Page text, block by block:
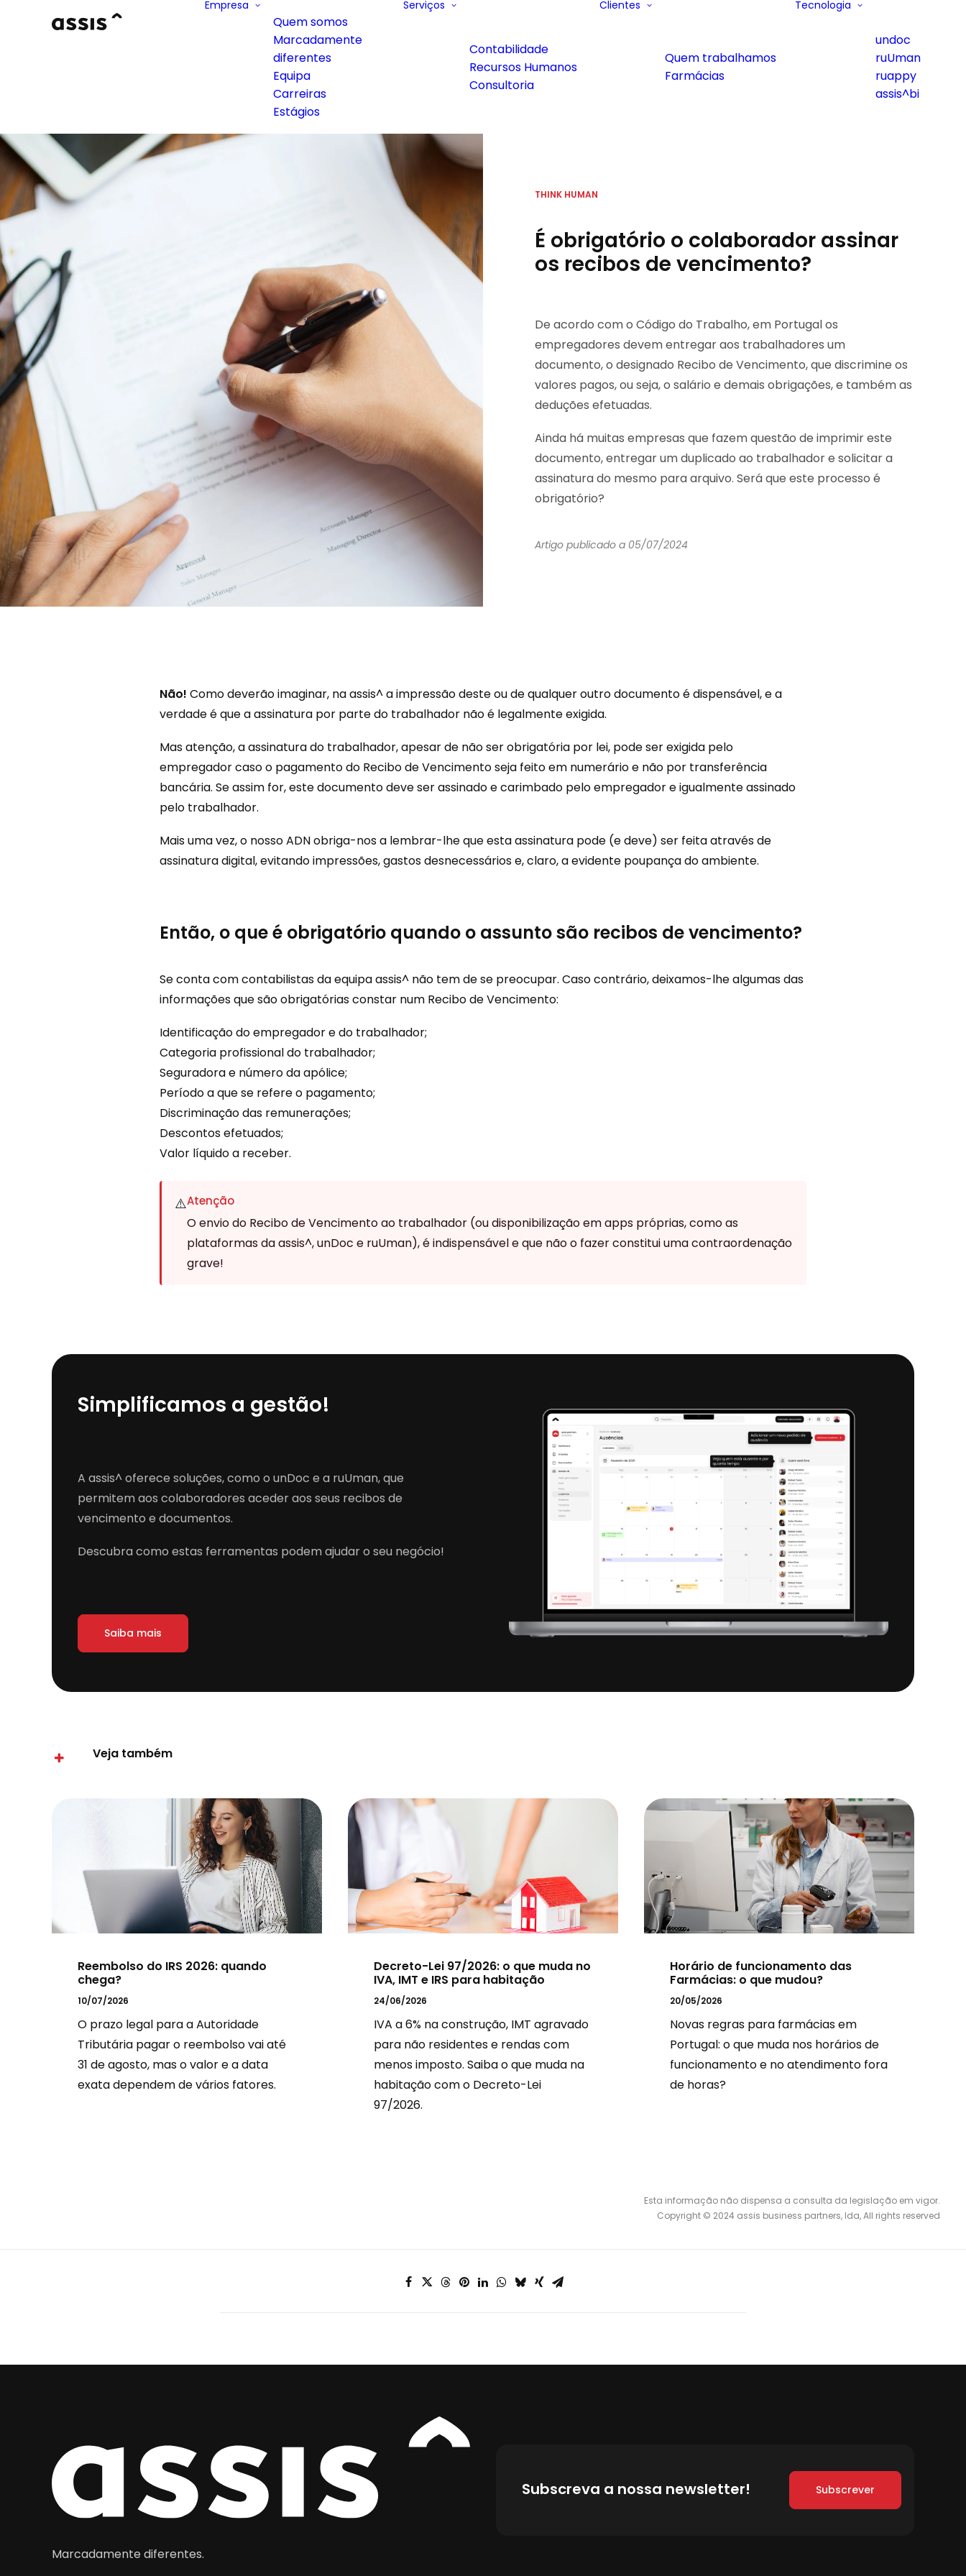
Empresa
Quem somos
Marcadamente
diferentes
Equipa
Carreiras
Estágios
Serviços
Contabilidade
Recursos Humanos
Consultoria
Clientes
Quem trabalhamos
Farmácias
Tecnologia
undoc
ruUman
ruappy
assis^bi
THINK HUMAN
É obrigatório o colaborador assinar
os recibos de vencimento?
De acordo com o Código do Trabalho, em Portugal os
empregadores devem entregar aos trabalhadores um
documento, o designado Recibo de Vencimento, que discrimine os
valores pagos, ou seja, o salário e demais obrigações, e também as
deduções efetuadas.
Ainda há muitas empresas que fazem questão de imprimir este
documento, entregar um duplicado ao trabalhador e solicitar a
assinatura do mesmo para arquivo. Será que este processo é
obrigatório?
Artigo publicado a 05/07/2024
Não! Como deverão imaginar, na assis^ a impressão deste ou de qualquer outro documento é dispensável, e a
verdade é que a assinatura por parte do trabalhador não é legalmente exigida.
Mas atenção, a assinatura do trabalhador, apesar de não ser obrigatória por lei, pode ser exigida pelo
empregador caso o pagamento do Recibo de Vencimento seja feito em numerário e não por transferência
bancária. Se assim for, este documento deve ser assinado e carimbado pelo empregador e igualmente assinado
pelo trabalhador.
Mais uma vez, o nosso ADN obriga-nos a lembrar-lhe que esta assinatura pode (e deve) ser feita através de
assinatura digital, evitando impressões, gastos desnecessários e, claro, a evidente poupança do ambiente.
Então, o que é obrigatório quando o assunto são recibos de vencimento?
Se conta com contabilistas da equipa assis^ não tem de se preocupar. Caso contrário, deixamos-lhe algumas das
informações que são obrigatórias constar num Recibo de Vencimento:
Identificação do empregador e do trabalhador;
Categoria profissional do trabalhador;
Seguradora e número da apólice;
Período a que se refere o pagamento;
Discriminação das remunerações;
Descontos efetuados;
Valor líquido a receber.
⚠️Atenção
O envio do Recibo de Vencimento ao trabalhador (ou disponibilização em apps próprias, como as
plataformas da assis^, unDoc e ruUman), é indispensável e que não o fazer constitui uma contraordenação
grave!
Simplificamos a gestão!
A assis^ oferece soluções, como o unDoc e a ruUman, que
permitem aos colaboradores aceder aos seus recibos de
vencimento e documentos.
Descubra como estas ferramentas podem ajudar o seu negócio!
Saiba mais
Veja também
Reembolso do IRS 2026: quando
chega?
10/07/2026
O prazo legal para a Autoridade
Tributária pagar o reembolso vai até
31 de agosto, mas o valor e a data
exata dependem de vários fatores.
Decreto-Lei 97/2026: o que muda no
IVA, IMT e IRS para habitação
24/06/2026
IVA a 6% na construção, IMT agravado
para não residentes e rendas com
menos imposto. Saiba o que muda na
habitação com o Decreto-Lei
97/2026.
Horário de funcionamento das
Farmácias: o que mudou?
20/05/2026
Novas regras para farmácias em
Portugal: o que muda nos horários de
funcionamento e no atendimento fora
de horas?
Esta informação não dispensa a consulta da legislação em vigor.
Copyright © 2024 assis business partners, lda, All rights reserved
Marcadamente diferentes.
Subscreva a nossa newsletter! Subscrever